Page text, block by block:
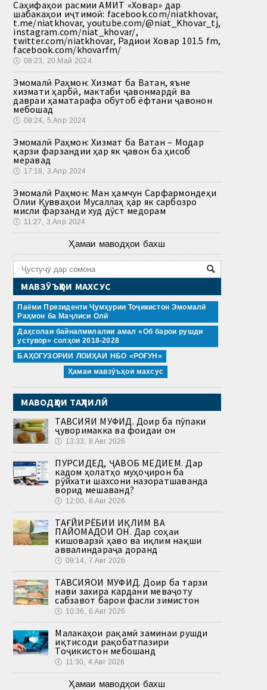
Саҳифаҳои расмии АМИТ «Ховар» дар
шабакаҳои иҷтимоӣ: facebook.com/niatkhovar,
t.me/niatkhovar, youtube.com/@niat_Khovar_tj,
instagram.com/niat_khovar/,
twitter.com/niatkhovar, Радиои Ховар 101.5 fm,
facebook.com/khovarfm/
🕔 08:23, 20.Май 2024
Эмомалӣ Раҳмон: Хизмат ба Ватан, яъне
хизмати ҳарбӣ, мактаби ҷавонмардӣ ва
давраи ҳаматарафа обутоб ёфтани ҷавонон
мебошад
🕔 08:24, 5.Апр 2024
Эмомалӣ Раҳмон: Хизмат ба Ватан – Модар
қарзи фарзандии ҳар як ҷавон ба ҳисоб
меравад
🕔 17:18, 3.Апр 2024
Эмомалӣ Раҳмон: Ман ҳамчун Сарфармондеҳи
Олии Қувваҳои Мусаллаҳ ҳар як сарбозро
мисли фарзанди худ дӯст медорам
🕔 11:27, 3.Апр 2024
Ҳамаи маводҳои бахш
МАВЗӮЪҲОИ МАХСУС
Паёми Президенти Ҷумҳурии Тоҷикистон Эмомалӣ
Раҳмон ба Маҷлиси Олӣ
Даҳсолаи байналмилалии амал «Об барои рушди
устувор» солҳои 2018-2028
БАҲОГУЗОРИИ ЛОИҲАИ НБО «РОҒУН»
Ҳамаи мавзӯъҳои махсус
МАВОДҲОИ ТАҲЛИЛӢ
ТАВСИЯИ МУФИД. Доир ба пӯпаки
ҷуворимакка ва фоидаи он
🕔 13:33, 8.Авг 2026
ПУРСИДЕД, ҶАВОБ МЕДИҲЕМ. Дар
кадом ҳолатҳо муҳоҷирон ба
рӯйхати шахсони назоратшаванда
ворид мешаванд?
🕔 12:00, 8.Авг 2026
ТАҒЙИРЁБИИ ИҚЛИМ ВА
ПАЙОМАДҲОИ ОН. Дар соҳаи
кишоварзӣ ҳаво ва иқлим нақши
аввалиндараҷа доранд
🕔 09:14, 7.Авг 2026
ТАВСИЯҲОИ МУФИД. Доир ба тарзи
нави захира кардани меваҷоту
сабзавот барои фасли зимистон
🕔 10:36, 6.Авг 2026
Малакаҳои рақамӣ заминаи рушди
иқтисоди рақобатпазири
Тоҷикистон мебошанд
🕔 11:30, 4.Авг 2026
Ҳамаи маводҳои бахш